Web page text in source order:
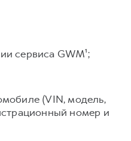
сервиса GWM¹;
(VIN, модель,
номер и